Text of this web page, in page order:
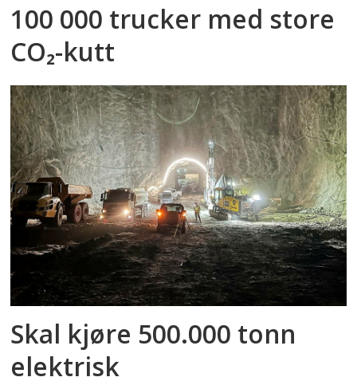
100 000 trucker med store
CO₂-kutt
Skal kjøre 500.000 tonn
elektrisk